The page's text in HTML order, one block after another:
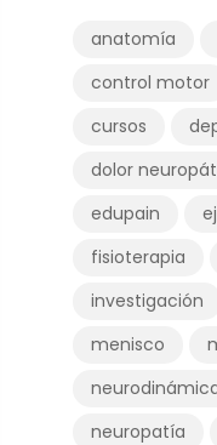
anatomía
control motor
cursos
dolor
edupain
fisioterapia
investigación
menisco
neuropatía